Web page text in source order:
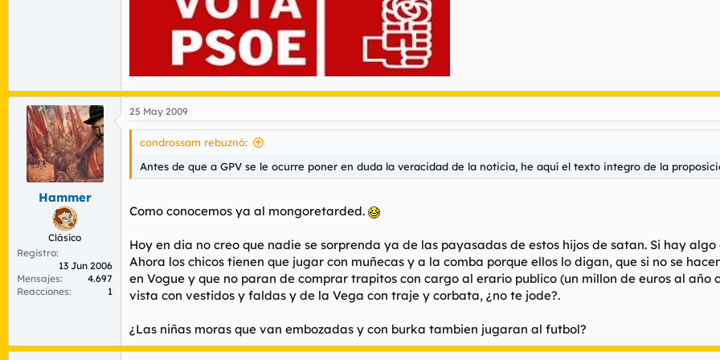
De las afirmaciones anteriores se desprende que cuanto más precoz sea la educación en este principio,
ello en la erradicación de la desigualdad de mujeres y hombres. Dado que el juego constituye un instrumento
etapas educativas, esta iniciativa va dirigida a los ámbitos de la educación infantil y primaria. Tal y como se
vigor de la Ley de Educación, las actuaciones deben distinguirse por etapas educativas, de conformidad con
una de ellas.
Junto a lo anterior, entendemos que hay un ámbito de la convivencia en los colegios en el que es relevante,
de las desigualdades de niñas y niños: los espacios de juego no reglado que se desarrollan durante los recreos
transmiten valores y pautas sociales de conducta que, en ocasiones, contribuyen al mantenimiento de roles
necesario promover desde las instituciones educativas estrategias que impulsen juegos no sexistas también en
nuevas formas de relación de niñas y niños, alejados de la reproducción de roles o estereotipos sexistas.
Por todo ello, el Grupo Parlamentario Socialista presenta la siguiente
"El Congreso de los Diputados insta al Gobierno a:
1.º Que se elaboren e impulsen protocolos de juegos no sexistas para que se implanten y desarrollen en los
públicos y concertados de Educación Primaria.
2.º Que en cualquier actividad lúdica desarrollada en los citados Colegios de Educación Primaria se
Hammer
Clásico
Registro
13 Jun 2006
Mensajes
4.697
Reacciones
1
25 May 2009
condrossam rebuznó:
Antes de que a GPV se le ocurre poner en duda la veracidad de la noticia, he aquí el texto integro de la
Como conocemos ya al mongoretarded.
Hoy en dia no creo que nadie se sorprenda ya de las payasadas de estos hijos de satan. Si hay
Ahora los chicos tienen que jugar con muñecas y a la comba porque ellos lo digan, que si no se
en Vogue y que no paran de comprar trapitos con cargo al erario publico (un millon de euros al año
vista con vestidos y faldas y de la Vega con traje y corbata, ¿no te jode?.
¿Las niñas moras que van embozadas y con burka tambien jugaran al futbol?